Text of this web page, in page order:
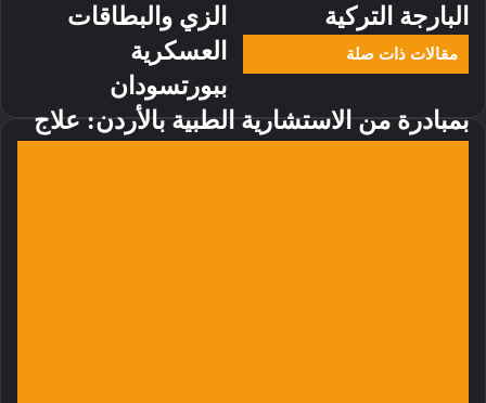
البارجة التركية
الزي والبطاقات
العسكرية
ببورتسودان
مقالات ذات صلة
بمبادرة من الاستشارية الطبية بالأردن: علاج